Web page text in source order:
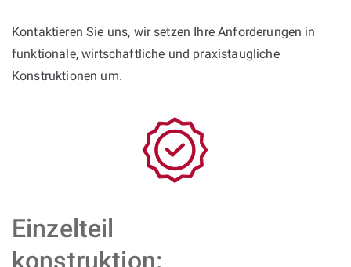
Kontaktieren Sie uns, wir setzen Ihre Anforderungen in
funktionale, wirtschaftliche und praxistaugliche
Konstruktionen um.
Einzelteil
konstruktion: